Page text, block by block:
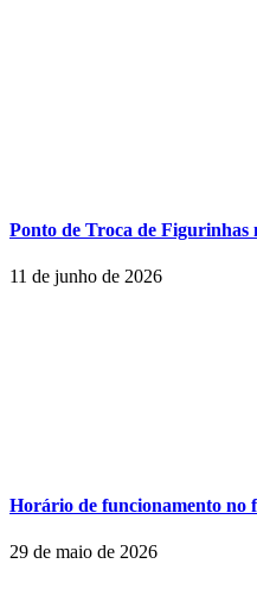
Ponto de Troca de
11 de junho de 2026
Horário de funcionamento no
29 de maio de 2026